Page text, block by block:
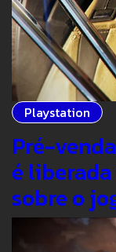
Playstation
Pré-
é
sobre o